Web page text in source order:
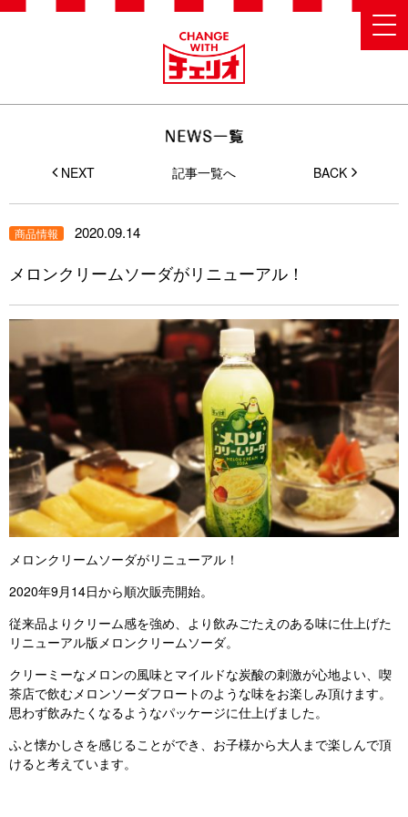
NEXT 記事一覧へ BACK
商品情報 2020.09.14
メロンクリームソーダがリニューアル！
メロンクリームソーダがリニューアル！
2020年9月14日から順次販売開始。
従来品よりクリーム感を強め、より飲みごたえのある味に仕上げた
リニューアル版メロンクリームソーダ。
クリーミーなメロンの風味とマイルドな炭酸の刺激が心地よい、喫
茶店で飲むメロンソーダフロートのような味をお楽しみ頂けます。
思わず飲みたくなるようなパッケージに仕上げました。
ふと懐かしさを感じることができ、お子様から大人まで楽しんで頂
けると考えています。